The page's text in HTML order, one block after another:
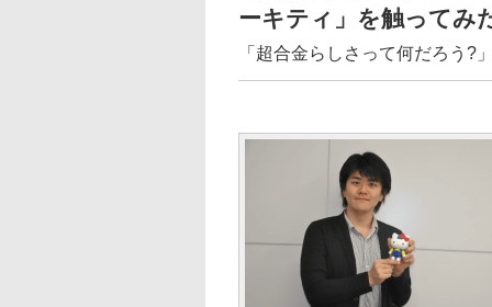
ーキティ」を触ってみ
「超合金らしさって何だろう?